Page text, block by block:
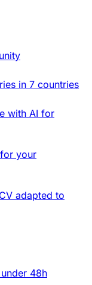
in 7 countries
with AI for
your
adapted to
48h